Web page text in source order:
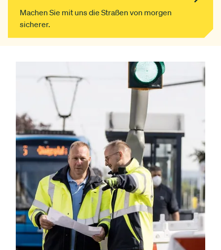
Machen Sie mit uns die Straßen von morgen
sicherer.